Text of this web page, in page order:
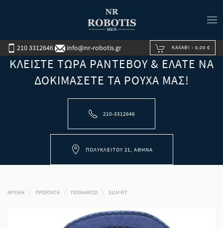
210 3312646 info@nr-robotis.gr ΚΑΛΆΘΙ - 0,00 €
ΚΛΕΊΣΤΕ ΤΏΡΑ ΡΑΝΤΕΒΟΎ & ΕΛΆΤΕ ΝΑ
ΔΟΚΙΜΆΣΕΤΕ ΤΑ ΡΟΎΧΑ ΜΑΣ!
210-3312646
ΠΟΛΥΚΛΕΊΤΟΥ 21, ΑΘΉΝΑ
ΑΡΧΙΚΉ ΠΡΟΪΟΝΤΑ ΠΟΥΚΑΜΙΣΟ SLIM FIT